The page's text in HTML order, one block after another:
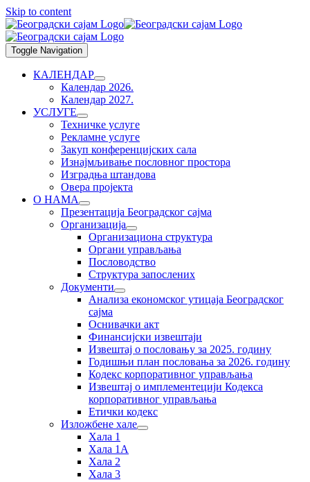
Skip to content
Toggle Navigation
КАЛЕНДАР
Календар 2026.
Календар 2027.
УСЛУГЕ
Техничке услуге
Рекламне услуге
Закуп конференцијских сала
Изнајмљивање пословног простора
Изградња штандова
Овера пројекта
О НАМА
Презентација Београдског сајма
Организација
Организациона структура
Органи управљања
Пословодство
Структура запослених
Документи
Анализа економског утицаја Београдског
сајма
Оснивачки акт
Финансијски извештаји
Извештај о пословању за 2025. годину
Годишњи план пословања за 2026. годину
Кодекс корпоративног управљања
Извештај о имплементецији Кодекса
корпоративног управљања
Етички кодекс
Изложбене хале
Хала 1
Хала 1А
Хала 2
Хала 3